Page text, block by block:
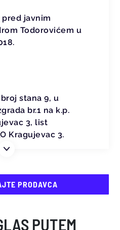
javnim
Todorovićem u
stana 9, u
br.1 na k.p.
3, list
Kragujevac 3.
PRODAVCA
PUTEM